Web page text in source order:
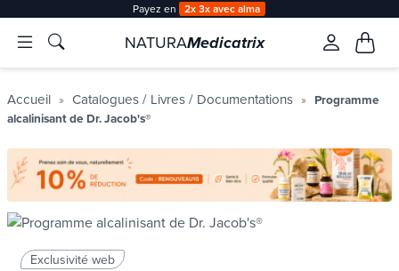
Payez en 2x 3x avec alma
NATURAMedicatrix
Accueil Catalogues / Livres / Documentations
Programme
alcalinisant de Dr. Jacob's®
Exclusivité web